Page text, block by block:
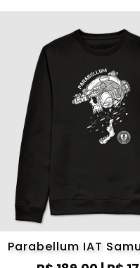
Parabellum IAT